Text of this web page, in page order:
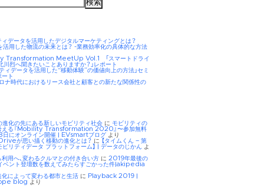
ィデータを活用したデジタルマーケティングとは？
活用した物流の未来とは？ -業務効率化の具体的な方法
Transformation MeetUp Vol.1 「スマートドライ
川烈へ聞きたいことありますか？」レポート
ティデータを活用した“移動体験”の価値向上の方法」セミ
ート
ナ時代におけるリース会社と顧客との新たな関係性の
化の先にある新しいモビリティ社会 に モビリティの
える『Mobility Transformation 2020』〜参加無料
日にオンライン開催 | EVsmartブログ より
が思い描く移動の進化とは？ に
【タイムくん – 第
ビリティデータ プラットフォーム】 | データのじかん よ
利用へ、変わるクルマとの付き合い方 に 2019年最後の
ベント登壇数を数えてみたらすごかった件|akipedia
化によって変わる都市と生活 に Playback 2019 |
blog
より